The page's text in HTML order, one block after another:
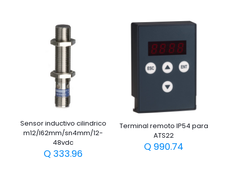
Sensor inductivo cilindrico
m12/l62mm/sn4mm/12-
48vdc
Q 333.96
Terminal remoto IP54 para
ATS22
Q 990.74